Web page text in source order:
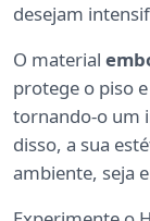
desejam
O material
protege o piso
tornando-o um
disso, a sua
ambiente, seja